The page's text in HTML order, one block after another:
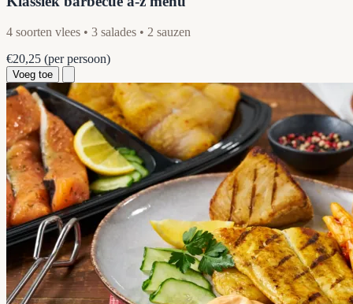
4 soorten vlees • 3 salades • 2 sauzen
€20,25 (per persoon)
Voeg toe